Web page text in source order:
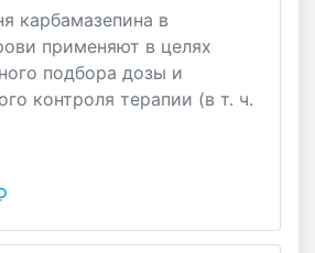
карбамазепина в
применяют в целях
подбора дозы и
контроля терапии (в т. ч.